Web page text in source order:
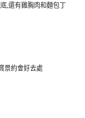
,還有雞胸肉和麵包丁